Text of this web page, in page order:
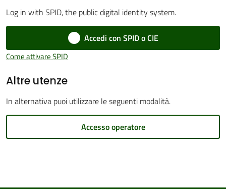
Amministrazione
Trasparente
Tutti
argomenti...
su
Log in with SPID, the public digital identity system.
Accedi con SPID o CIE
Come attivare SPID
Altre utenze
In alternativa puoi utilizzare le seguenti modalità.
Accesso operatore